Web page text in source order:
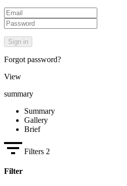
Forgot password?
View
summary
Summary
Gallery
Brief
Filters 2
Filter